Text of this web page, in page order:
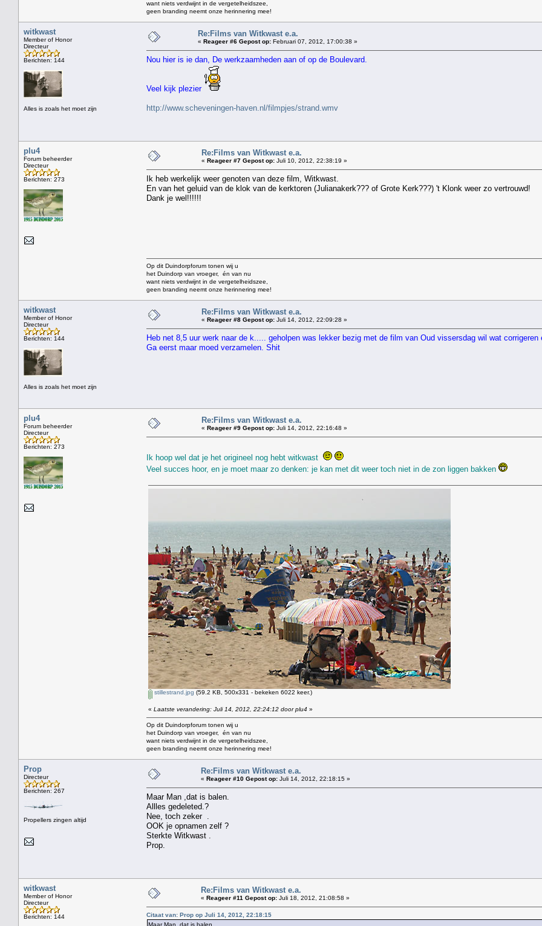
want niets verdwijnt in de vergetelheidszee,
geen branding neemt onze herinnering mee!
witkwast
Member of Honor
Directeur
Berichten: 144
Alles is zoals het moet zijn
Re:Films van Witkwast e.a.
« Reageer #6 Gepost op: Februari 07, 2012, 17:00:38 »
Nou hier is ie dan, De werkzaamheden aan of op de Boulevard.
Veel kijk plezier
http://www.scheveningen-haven.nl/filmpjes/strand.wmv
plu4
Forum beheerder
Directeur
Berichten: 273
Re:Films van Witkwast e.a.
« Reageer #7 Gepost op: Juli 10, 2012, 22:38:19 »
Ik heb werkelijk weer genoten van deze film, Witkwast.
En van het geluid van de klok van de kerktoren (Julianakerk??? of Grote Kerk???) 't Klonk weer zo vertrouwd!
Dank je wel!!!!!!
Op dit Duindorpforum tonen wij u
het Duindorp van vroeger, én van nu
want niets verdwijnt in de vergetelheidszee,
geen branding neemt onze herinnering mee!
witkwast
Member of Honor
Directeur
Berichten: 144
Alles is zoals het moet zijn
Re:Films van Witkwast e.a.
« Reageer #8 Gepost op: Juli 14, 2012, 22:09:28 »
Heb net 8,5 uur werk naar de k..... geholpen was lekker bezig met de film van Oud vissersdag wil wat
Ga eerst maar moed verzamelen. Shit
plu4
Forum beheerder
Directeur
Berichten: 273
Re:Films van Witkwast e.a.
« Reageer #9 Gepost op: Juli 14, 2012, 22:16:48 »
Ik hoop wel dat je het origineel nog hebt witkwast
Veel succes hoor, en je moet maar zo denken: je kan met dit weer toch niet in de zon liggen bakken
stillestrand.jpg (59.2 KB, 500x331 - bekeken 6022 keer.)
« Laatste verandering: Juli 14, 2012, 22:24:12 door plu4 »
Op dit Duindorpforum tonen wij u
het Duindorp van vroeger, én van nu
want niets verdwijnt in de vergetelheidszee,
geen branding neemt onze herinnering mee!
Prop
Directeur
Berichten: 267
Propellers zingen altijd
Re:Films van Witkwast e.a.
« Reageer #10 Gepost op: Juli 14, 2012, 22:18:15 »
Maar Man ,dat is balen.
Allles gedeleted.?
Nee, toch zeker .
OOK je opnamen zelf ?
Sterkte Witkwast .
Prop.
witkwast
Member of Honor
Directeur
Berichten: 144
Re:Films van Witkwast e.a.
« Reageer #11 Gepost op: Juli 18, 2012, 21:08:58 »
Citaat van: Prop op Juli 14, 2012, 22:18:15
Maar Man ,dat is balen.